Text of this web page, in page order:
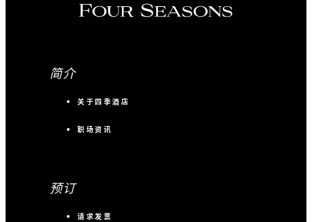
简介
关于四季酒店
职场资讯
预订
请求发票